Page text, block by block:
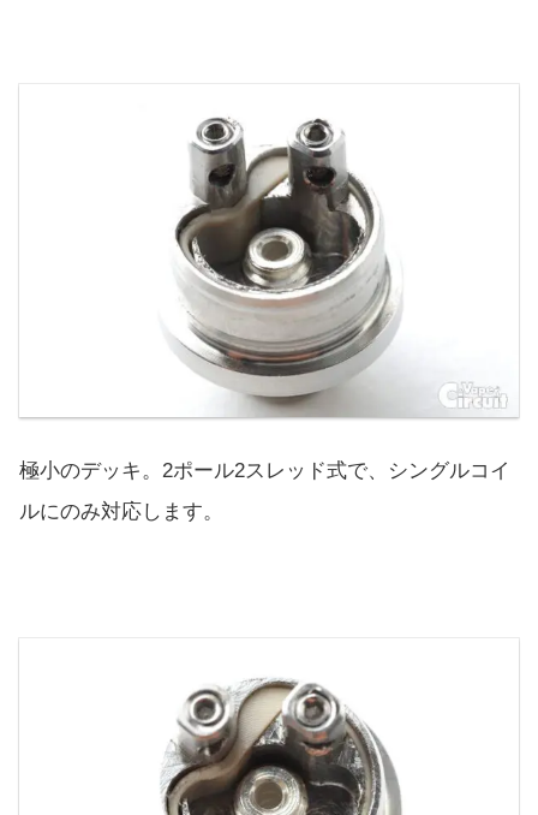
極小のデッキ。2ポール2スレッド式で、シングルコイ
ルにのみ対応します。